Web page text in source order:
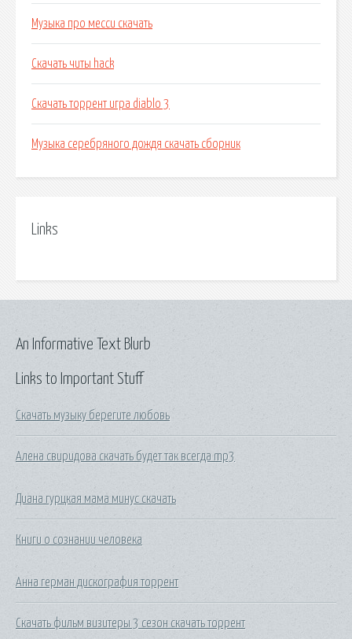
Музыка про месси скачать
Скачать читы hack
Скачать торрент игра diablo 3
Музыка серебряного дождя скачать сборник
Links
Links to Important Stuff
Скачать музыку берегите любовь
Алена свиридова скачать будет так всегда mp3
Диана гурцкая мама минус скачать
Книги о сознании человека
Анна герман дискография торрент
Скачать фильм визитеры 3 сезон скачать торрент
An Informative Text Blurb